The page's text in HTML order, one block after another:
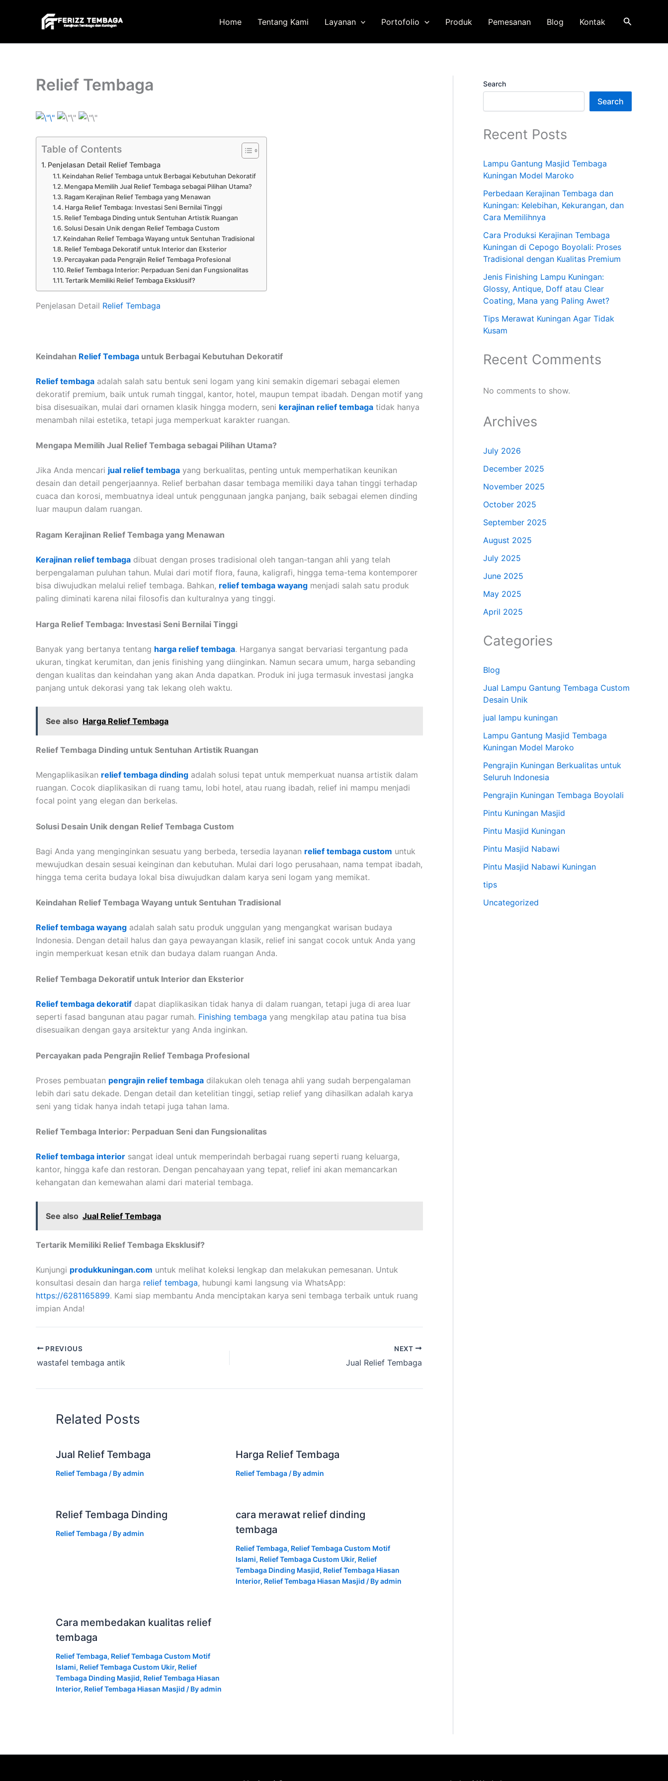
Home Tentang Kami Layanan Portofolio Produk Pemesanan Blog Kontak Search
Relief Tembaga
Table of Contents
Penjelasan Detail Relief Tembaga
Keindahan Relief Tembaga untuk Berbagai Kebutuhan Dekoratif
Mengapa Memilih Jual Relief Tembaga sebagai Pilihan Utama?
Ragam Kerajinan Relief Tembaga yang Menawan
Harga Relief Tembaga: Investasi Seni Bernilai Tinggi
Relief Tembaga Dinding untuk Sentuhan Artistik Ruangan
Solusi Desain Unik dengan Relief Tembaga Custom
Keindahan Relief Tembaga Wayang untuk Sentuhan Tradisional
Relief Tembaga Dekoratif untuk Interior dan Eksterior
Percayakan pada Pengrajin Relief Tembaga Profesional
Relief Tembaga Interior: Perpaduan Seni dan Fungsionalitas
Tertarik Memiliki Relief Tembaga Eksklusif?
Penjelasan Detail Relief Tembaga
Keindahan Relief Tembaga untuk Berbagai Kebutuhan Dekoratif
Relief tembaga adalah salah satu bentuk seni logam yang kini semakin digemari sebagai elemen
dekoratif premium, baik untuk rumah tinggal, kantor, hotel, maupun tempat ibadah. Dengan motif yang
bisa disesuaikan, mulai dari ornamen klasik hingga modern, seni kerajinan relief tembaga tidak hanya
menambah nilai estetika, tetapi juga memperkuat karakter ruangan.
Mengapa Memilih Jual Relief Tembaga sebagai Pilihan Utama?
Jika Anda mencari jual relief tembaga yang berkualitas, penting untuk memperhatikan keunikan
desain dan detail pengerjaannya. Relief berbahan dasar tembaga memiliki daya tahan tinggi terhadap
cuaca dan korosi, membuatnya ideal untuk penggunaan jangka panjang, baik sebagai elemen dinding
luar maupun dalam ruangan.
Ragam Kerajinan Relief Tembaga yang Menawan
Kerajinan relief tembaga dibuat dengan proses tradisional oleh tangan-tangan ahli yang telah
berpengalaman puluhan tahun. Mulai dari motif flora, fauna, kaligrafi, hingga tema-tema kontemporer
bisa diwujudkan melalui relief tembaga. Bahkan, relief tembaga wayang menjadi salah satu produk
paling diminati karena nilai filosofis dan kulturalnya yang tinggi.
Harga Relief Tembaga: Investasi Seni Bernilai Tinggi
Banyak yang bertanya tentang harga relief tembaga. Harganya sangat bervariasi tergantung pada
ukuran, tingkat kerumitan, dan jenis finishing yang diinginkan. Namun secara umum, harga sebanding
dengan kualitas dan keindahan yang akan Anda dapatkan. Produk ini juga termasuk investasi jangka
panjang untuk dekorasi yang tak lekang oleh waktu.
See also Harga Relief Tembaga
Relief Tembaga Dinding untuk Sentuhan Artistik Ruangan
Mengaplikasikan relief tembaga dinding adalah solusi tepat untuk memperkuat nuansa artistik dalam
ruangan. Cocok diaplikasikan di ruang tamu, lobi hotel, atau ruang ibadah, relief ini mampu menjadi
focal point yang elegan dan berkelas.
Solusi Desain Unik dengan Relief Tembaga Custom
Bagi Anda yang menginginkan sesuatu yang berbeda, tersedia layanan relief tembaga custom untuk
mewujudkan desain sesuai keinginan dan kebutuhan. Mulai dari logo perusahaan, nama tempat ibadah,
hingga tema cerita budaya lokal bisa diwujudkan dalam karya seni logam yang memikat.
Keindahan Relief Tembaga Wayang untuk Sentuhan Tradisional
Relief tembaga wayang adalah salah satu produk unggulan yang mengangkat warisan budaya
Indonesia. Dengan detail halus dan gaya pewayangan klasik, relief ini sangat cocok untuk Anda yang
ingin memperkuat kesan etnik dan budaya dalam ruangan Anda.
Relief Tembaga Dekoratif untuk Interior dan Eksterior
Relief tembaga dekoratif dapat diaplikasikan tidak hanya di dalam ruangan, tetapi juga di area luar
seperti fasad bangunan atau pagar rumah. Finishing tembaga yang mengkilap atau patina tua bisa
disesuaikan dengan gaya arsitektur yang Anda inginkan.
Percayakan pada Pengrajin Relief Tembaga Profesional
Proses pembuatan pengrajin relief tembaga dilakukan oleh tenaga ahli yang sudah berpengalaman
lebih dari satu dekade. Dengan detail dan ketelitian tinggi, setiap relief yang dihasilkan adalah karya
seni yang tidak hanya indah tetapi juga tahan lama.
Relief Tembaga Interior: Perpaduan Seni dan Fungsionalitas
Relief tembaga interior sangat ideal untuk memperindah berbagai ruang seperti ruang keluarga,
kantor, hingga kafe dan restoran. Dengan pencahayaan yang tepat, relief ini akan memancarkan
kehangatan dan kemewahan alami dari material tembaga.
See also Jual Relief Tembaga
Tertarik Memiliki Relief Tembaga Eksklusif?
Kunjungi produkkuningan.com untuk melihat koleksi lengkap dan melakukan pemesanan. Untuk
konsultasi desain dan harga relief tembaga, hubungi kami langsung via WhatsApp:
https://6281165899. Kami siap membantu Anda menciptakan karya seni tembaga terbaik untuk ruang
impian Anda!
PREVIOUS
wastafel tembaga antik
NEXT
Jual Relief Tembaga
Related Posts
Jual Relief Tembaga
Relief Tembaga / Byadmin
Harga Relief Tembaga
Relief Tembaga / Byadmin
Relief Tembaga Dinding
Relief Tembaga / Byadmin
cara merawat relief dinding
tembaga
Relief Tembaga, Relief Tembaga Custom Motif
Islami, Relief Tembaga Custom Ukir, Relief
Tembaga Dinding Masjid, Relief Tembaga Hiasan
Interior, Relief Tembaga Hiasan Masjid / Byadmin
Cara membedakan kualitas relief
tembaga
Relief Tembaga, Relief Tembaga Custom Motif
Islami, Relief Tembaga Custom Ukir, Relief
Tembaga Dinding Masjid, Relief Tembaga Hiasan
Interior, Relief Tembaga Hiasan Masjid / Byadmin
Search
Search
Recent Posts
Lampu Gantung Masjid Tembaga
Kuningan Model Maroko
Perbedaan Kerajinan Tembaga dan
Kuningan: Kelebihan, Kekurangan, dan
Cara Memilihnya
Cara Produksi Kerajinan Tembaga
Kuningan di Cepogo Boyolali: Proses
Tradisional dengan Kualitas Premium
Jenis Finishing Lampu Kuningan:
Glossy, Antique, Doff atau Clear
Coating, Mana yang Paling Awet?
Tips Merawat Kuningan Agar Tidak
Kusam
Recent Comments
No comments to show.
Archives
July 2026
December 2025
November 2025
October 2025
September 2025
August 2025
July 2025
June 2025
May 2025
April 2025
Categories
Blog
Jual Lampu Gantung Tembaga Custom
Desain Unik
jual lampu kuningan
Lampu Gantung Masjid Tembaga
Kuningan Model Maroko
Pengrajin Kuningan Berkualitas untuk
Seluruh Indonesia
Pengrajin Kuningan Tembaga Boyolali
Pintu Kuningan Masjid
Pintu Masjid Kuningan
Pintu Masjid Nabawi
Pintu Masjid Nabawi Kuningan
tips
Uncategorized